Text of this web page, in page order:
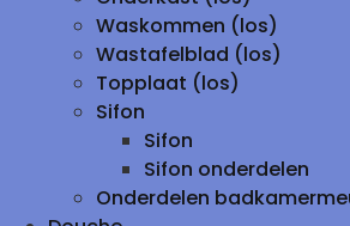
Waskommen (los)
Wastafelblad (los)
Topplaat (los)
Sifon
Sifon
Sifon onderdelen
Onderdelen